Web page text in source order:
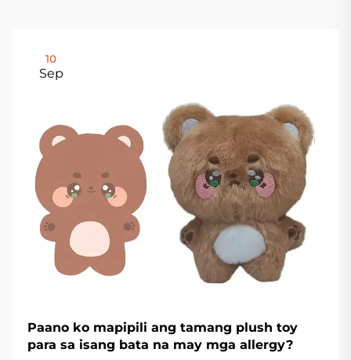
10
Sep
Paano ko mapipili ang tamang plush toy
para sa isang bata na may mga allergy?